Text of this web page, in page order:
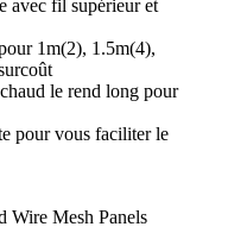
avec fil supérieur et
1m(2), 1.5m(4),
le rend long pour
pour vous faciliter le